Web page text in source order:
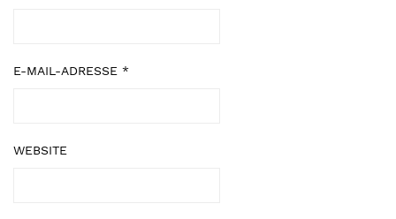
E-MAIL-ADRESSE *
WEBSITE